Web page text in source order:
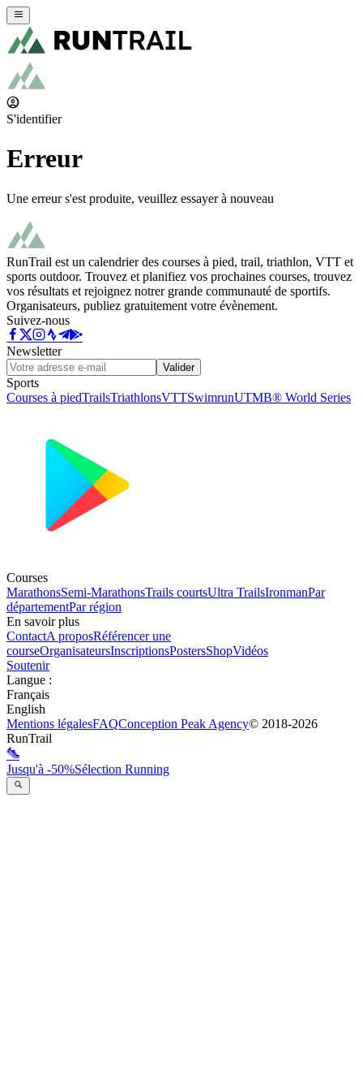
S'identifier
Erreur
Une erreur s'est produite, veuillez essayer à nouveau
RunTrail est un calendrier des courses à pied, trail, triathlon, VTT et
sports outdoor. Trouvez et planifiez vos prochaines courses, trouvez
vos résultats et rejoignez notrer grande communauté de sportifs.
Organisateurs, publiez gratuitement votre évènement.
Suivez-nous
Newsletter
Valider
Sports
Courses à piedTrailsTriathlonsVTTSwimrunUTMB® World Series
Courses
MarathonsSemi-MarathonsTrails courtsUltra TrailsIronmanPar
départementPar région
En savoir plus
ContactA proposRéférencer une
courseOrganisateursInscriptionsPostersShopVidéos
Soutenir
Langue :
Français
English
Mentions légalesFAQConception Peak Agency© 2018-2026
RunTrail
Jusqu'à -50%Sélection Running